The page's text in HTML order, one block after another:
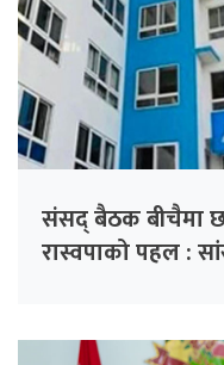
संसद् बैठक बीचैमा
रास्वपाको पहल :